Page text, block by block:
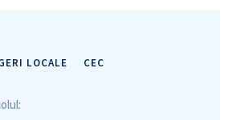
LOCALE CEC